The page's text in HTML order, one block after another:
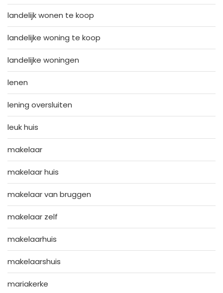
landelijk wonen te koop
landelijke woning te koop
landelijke woningen
lenen
lening oversluiten
leuk huis
makelaar
makelaar huis
makelaar van bruggen
makelaar zelf
makelaarhuis
makelaarshuis
mariakerke